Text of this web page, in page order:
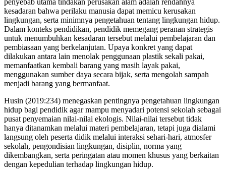
kesadaran bahwa perilaku manusia dapat memicu kerusakan
lingkungan, serta minimnya pengetahuan tentang lingkungan hidup.
Dalam konteks pendidikan, pendidik memegang peranan strategis
untuk menumbuhkan kesadaran tersebut melalui pembelajaran dan
pembiasaan yang berkelanjutan. Upaya konkret yang dapat
dilakukan antara lain menolak penggunaan plastik sekali pakai,
memanfaatkan kembali barang yang masih layak pakai,
menggunakan sumber daya secara bijak, serta mengolah sampah
menjadi barang yang bermanfaat.
Husin (2019:234) menegaskan pentingnya pengetahuan lingkungan
hidup bagi pendidik agar mampu menyadari potensi sekolah sebagai
pusat penyemaian nilai-nilai ekologis. Nilai-nilai tersebut tidak
hanya ditanamkan melalui materi pembelajaran, tetapi juga dialami
langsung oleh peserta didik melalui interaksi sehari-hari, atmosfer
sekolah, pengondisian lingkungan, disiplin, norma yang
dikembangkan, serta peringatan atau momen khusus yang berkaitan
dengan kepedulian terhadap lingkungan hidup.